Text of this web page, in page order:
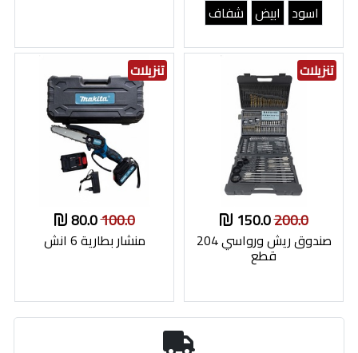
اسود ابيض شفاف
تنزيلات
200.0
150.0
صندوق ريش ورواسي 204
قطع
تنزيلات
100.0
80.0
منشار بطارية 6 انش